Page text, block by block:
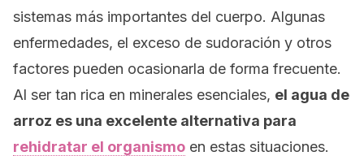
sistemas más importantes del cuerpo. Algunas
enfermedades, el exceso de sudoración y otros
factores pueden ocasionarla de forma frecuente.
Al ser tan rica en minerales esenciales, el agua de
arroz es una excelente alternativa para
rehidratar el organismo en estas situaciones.